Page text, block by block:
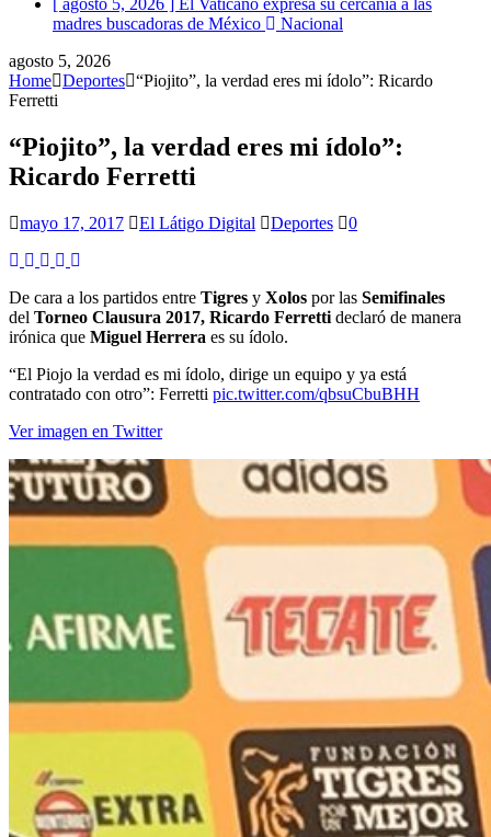
agosto 5, 2026
Ferretti
“Piojito”, la verdad eres mi ídolo”:
Ricardo Ferretti
mayo 17, 2017 El Látigo Digital
De cara a los partidos entre
irónica queMiguel Herreraes su ídolo.
“El Piojo la verdad es mi ídolo, dirige un equipo y ya está
Ver imagen en Twitter